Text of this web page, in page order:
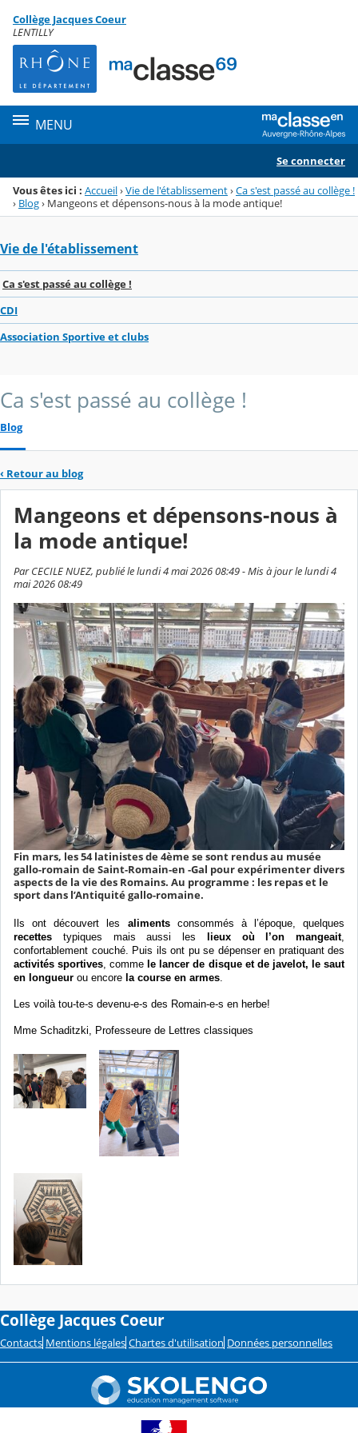
Menu de la rubrique
Contenu
Collège Jacques Coeur
LENTILLY
MENU
Se connecter
Vous êtes ici : Accueil›Vie de l'établissement›Ca s'est passé au collège !
› Blog› Mangeons et dépensons-nous à la mode antique!
Vie de l'établissement
Ca s'est passé au collège !
CDI
Association Sportive et clubs
Ca s'est passé au collège !
Blog
‹ Retour au blog
Mangeons et dépensons-nous à
la mode antique!
Par CECILE NUEZ, publié le lundi 4 mai 2026 08:49 - Mis à jour le lundi 4
mai 2026 08:49
Fin mars, les 54 latinistes de 4ème se sont rendus au musée
gallo-romain de Saint-Romain-en -Gal pour expérimenter divers
aspects de la vie des Romains. Au programme : les repas et le
sport dans l’Antiquité gallo-romaine.
Ils ont découvert les alimentsconsommés à l’époque, quelques
recettes typiques mais aussi les lieux où l’on mangeait,
confortablement couché. Puis ils ont pu se dépenser en pratiquant des
activités sportives, comme le lancer de disque et de javelot, le saut
en longueur ou encore la course en armes.
Les voil à tou-te-s devenu-e-s des Romain-e-s en herbe!
Mme Schaditzki, Professeure de Lettres classiques
Collège Jacques Coeur
Contacts Mentions légales Chartes d'utilisation Données personnelles